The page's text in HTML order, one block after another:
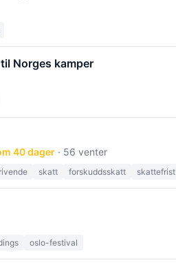
Norges kamper
40 dager· 56 venter
skatt forskuddsskatt skattefrist
oslo-festival